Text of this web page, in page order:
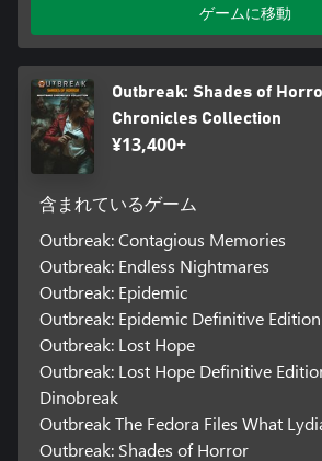
ゲームに移動
Outbreak: Shades of
Chronicles Collection
¥13,400+
含まれているゲーム
Outbreak: Contagious Memories
Outbreak: Endless Nightmares
Outbreak: Epidemic
Outbreak: Epidemic Definitive Edition
Outbreak: Lost Hope
Outbreak: Lost Hope Definitive
Dinobreak
Outbreak The Fedora Files What
Outbreak: Shades of Horror